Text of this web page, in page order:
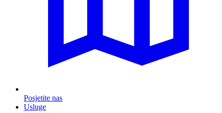
Posjetite nas
Usluge